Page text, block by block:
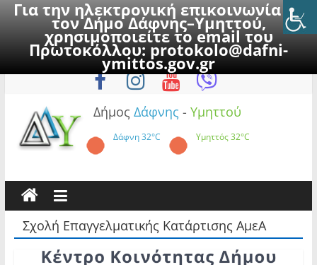
Για την ηλεκτρονική επικοινωνία με
τον Δήμο Δάφνης–Υμηττού,
χρησιμοποιείτε το email του
Πρωτοκόλλου:protokolo@dafni-
ymittos.gov.gr
to
Κυριακή, 9 Αυγούστου 2026
Δήμος Δάφνης - Υμηττού
Δάφνη32°C Υμηττός32°C
Σχολή Επαγγελματικής Κατάρτισης ΑμεΑ